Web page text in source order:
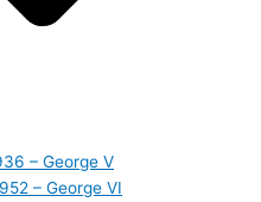
– George V
– George VI